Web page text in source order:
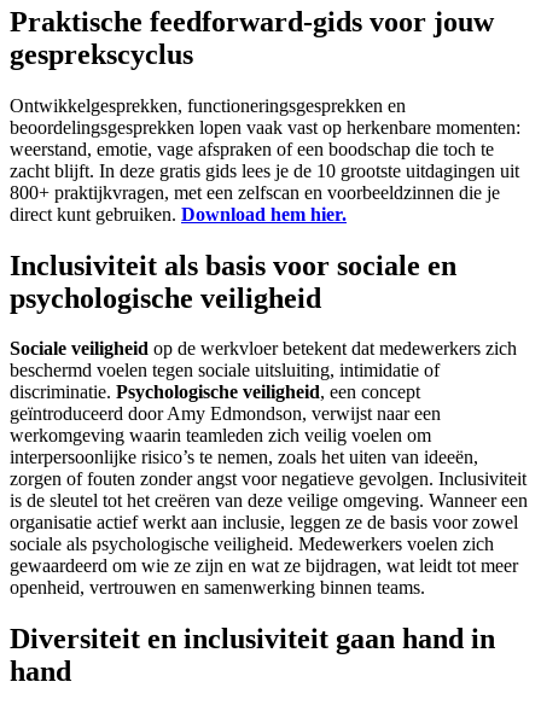
Praktische feedforward-gids voor jouw
gesprekscyclus
Ontwikkelgesprekken, functioneringsgesprekken en
beoordelingsgesprekken lopen vaak vast op herkenbare momenten:
weerstand, emotie, vage afspraken of een boodschap die toch te
zacht blijft. In deze gratis gids lees je de 10 grootste uitdagingen uit
800+ praktijkvragen, met een zelfscan en voorbeeldzinnen die je
direct kunt gebruiken. Download hem hier.
Inclusiviteit als basis voor sociale en
psychologische veiligheid
Sociale veiligheid op de werkvloer betekent dat medewerkers zich
beschermd voelen tegen sociale uitsluiting, intimidatie of
discriminatie. Psychologische veiligheid, een concept
geïntroduceerd door Amy Edmondson, verwijst naar een
werkomgeving waarin teamleden zich veilig voelen om
interpersoonlijke risico’s te nemen, zoals het uiten van ideeën,
zorgen of fouten zonder angst voor negatieve gevolgen. Inclusiviteit
is de sleutel tot het creëren van deze veilige omgeving. Wanneer een
organisatie actief werkt aan inclusie, leggen ze de basis voor zowel
sociale als psychologische veiligheid. Medewerkers voelen zich
gewaardeerd om wie ze zijn en wat ze bijdragen, wat leidt tot meer
openheid, vertrouwen en samenwerking binnen teams.
Diversiteit en inclusiviteit gaan hand in
hand